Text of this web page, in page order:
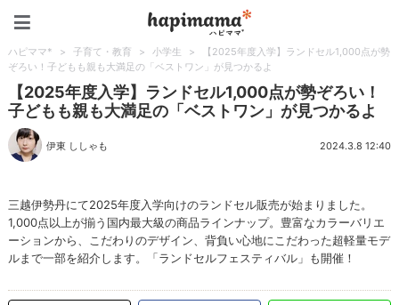
ハピママ* > 子育て・教育 > 小学生 >
【2025年度入学】ランドセル1,000点が勢
ぞろい！子どもも親も大満足の「ベストワン」が見つかるよ
【2025年度入学】ランドセル1,000点が勢ぞろい！
子どもも親も大満足の「ベストワン」が見つかるよ
伊東 ししゃも 2024.3.8 12:40
三越伊勢丹にて2025年度入学向けのランドセル販売が始まりました。
1,000点以上が揃う国内最大級の商品ラインナップ。豊富なカラーバリエ
ーションから、こだわりのデザイン、背負い心地にこだわった超軽量モデ
ルまで一部を紹介します。「ランドセルフェスティバル」も開催！